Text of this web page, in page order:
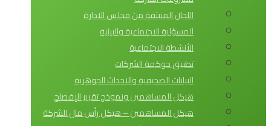
اللجان المنبثقة من مجلس الادارة
المسؤلية الاجتماعية والبيئية
الأنشطة الاجتماعية
تطبيق حوكمة الشركات
البيانات الصحيفية والاحداث الجوهرية
هيكل المساهمين ونموذج تقرير الإفصاح
هيكل المساهمين – هيكل رأس مال الشركة